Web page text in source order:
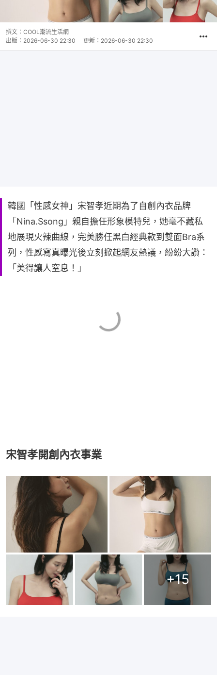
撰文： COOL潮流生活網
出版： 2026-06-30 22:30 更新： 2026-06-30 22:30
韓國「性感女神」宋智孝近期為了自創內衣品牌
「Nina.Ssong」親自擔任形象模特兒，她毫不藏私
地展現火辣曲線，完美勝任黑白經典款到雙面Bra系
列，性感寫真曝光後立刻掀起網友熱議，紛紛大讚：
「美得讓人窒息！」
宋智孝開創內衣事業
+15